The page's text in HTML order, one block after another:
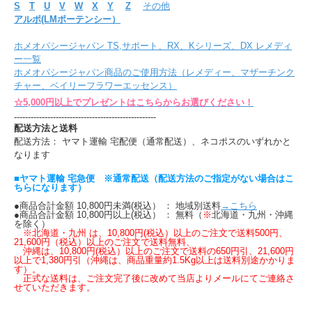
S
T U V W X Y Z
その他
アルポ(LMポーテンシー）
ホメオパシージャパン TS,サポート、RX、Kシリーズ、DX レメディ
ー一覧
ホメオパシージャパン商品のご使用方法（レメディー、マザーチンク
チャー、ベイリーフラワーエッセンス）
☆5,000円以上でプレゼントはこちらからお選びください！
---------------------------------------------------
配送方法と送料
配送方法： ヤマト運輸 宅配便（通常配送）、ネコポスのいずれかと
なります
■ヤマト運輸 宅急便 ※通常配送（配送方法のご指定がない場合はこ
ちらになります）
●商品合計金額 10,800円未満(税込） ： 地域別送料→こちら
●商品合計金額 10,800円以上(税込） ： 無料（ ※北海道・九州・沖縄
を除く）
※北海道・九州 は、10,800円(税込）以上のご注文で送料500円、
21,600円（税込）以上のご注文で送料無料、
沖縄は、10,800円(税込）以上のご注文で送料の650円引、21,600円
以上で1,380円引（沖縄は、商品重量約1.5Kg以上は送料別途かかりま
す）。
正式な送料は、ご注文完了後に改めて当店よりメールにてご連絡さ
せていただきます。